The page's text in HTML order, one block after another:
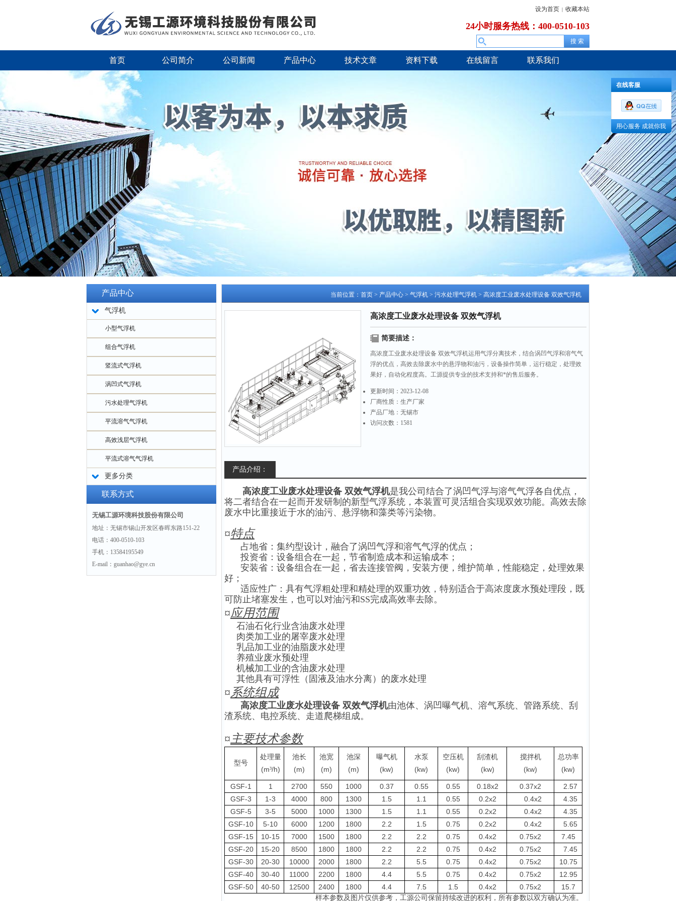
设为首页 | 收藏本站
24小时服务热线：400-0510-103
首页 公司简介 公司新闻 产品中心 技术文章 资料下载 在线留言 联系我们
产品中心
气浮机
小型气浮机
组合气浮机
竖流式气浮机
涡凹式气浮机
污水处理气浮机
平流溶气气浮机
高效浅层气浮机
平流式溶气气浮机
更多分类
联系方式
无锡工源环境科技股份有限公司
地址：无锡市锡山开发区春晖东路151-22
电话：400-0510-103
手机：13584195549
E-mail：guanhao@gye.cn
当前位置： 首页 > 产品中心 > 气浮机 > 污水处理气浮机 > 高浓度工业废水处理设备 双效气浮机
高浓度工业废水处理设备 双效气浮机
简要描述：
高浓度工业废水处理设备 双效气浮机运用气浮分离技术，结合涡凹气浮和溶气气
浮的优点，高效去除废水中的悬浮物和油污，设备操作简单，运行稳定，处理效
果好，自动化程度高。工源提供专业的技术支持和*的售后服务。
更新时间： 2023-12-08
厂商性质： 生产厂家
产品厂地： 无锡市
访问次数： 1581
产品介绍：
高浓度工业废水处理设备 双效气浮机是我公司结合了涡凹气浮与溶气气浮各自优点，
将二者结合在一起而开发研制的新型气浮系统，本装置可灵活组合实现双效功能。高效去除
废水中比重接近于水的油污、悬浮物和藻类等污染物。
¤特点
占地省：集约型设计，融合了涡凹气浮和溶气气浮的优点；
投资省：设备组合在一起，节省制造成本和运输成本；
安装省：设备组合在一起，省去连接管阀，安装方便，维护简单，性能稳定，处理效果
好；
适应性广：具有气浮粗处理和精处理的双重功效，特别适合于高浓度废水预处理段，既
可防止堵塞发生，也可以对油污和SS完成高效率去除。
¤应用范围
石油石化行业含油废水处理
肉类加工业的屠宰废水处理
乳品加工业的油脂废水处理
养殖业废水预处理
机械加工业的含油废水处理
其他具有可浮性（固液及油水分离）的废水处理
¤系统组成
高浓度工业废水处理设备 双效气浮机由池体、涡凹曝气机、溶气系统、管路系统、刮
渣系统、电控系统、走道爬梯组成。
¤ 主要技术参数
型号
处理量
(m³/h)
池长
(m)
池宽
(m)
池深
(m)
曝气机
(kw)
水泵
(kw)
空压机
(kw)
刮渣机
(kw)
搅拌机
(kw)
总功率
(kw)
GSF-1 1 2700 550 1000 0.37 0.55 0.55 0.18x2 0.37x2
2.57
GSF-3
1-3 4000 800 1300 1.5 1.1 0.55 0.2x2 0.4x2
4.35
GSF-5
3-5 5000 1000 1300 1.5 1.1 0.55 0.2x2 0.4x2
4.35
GSF-10
5-10 6000 1200 1800 2.2 1.5 0.75 0.2x2 0.4x2
5.65
GSF-15
10-15 7000 1500 1800 2.2 2.2 0.75 0.4x2 0.75x2
7.45
GSF-20
15-20 8500 1800 1800 2.2 2.2 0.75 0.4x2 0.75x2
7.45
GSF-30
20-30 10000 2000 1800 2.2 5.5 0.75 0.4x2 0.75x2
10.75
GSF-40
30-40 11000 2200 1800 4.4 5.5 0.75 0.4x2 0.75x2
12.95
GSF-50
40-50 12500 2400 1800 4.4 7.5 1.5 0.4x2 0.75x2 15.7
样本参数及图片仅供参考，工源公司保留持续改进的权利，所有参数以双方确认为准。
在线客服
用心服务 成就你我